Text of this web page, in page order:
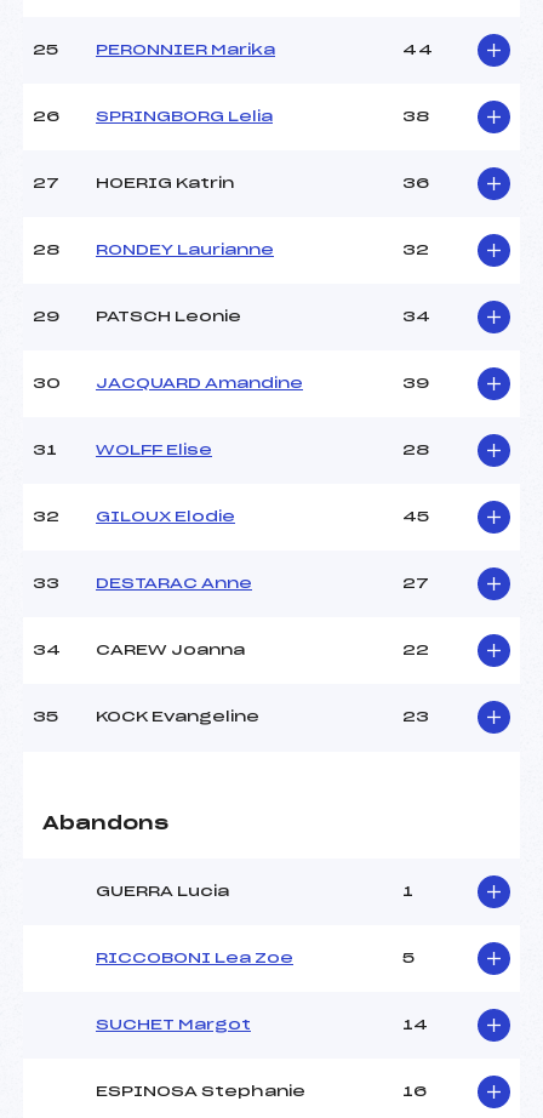
25 PERONNIER Marika 44
26 SPRINGBORG Lelia 38
27 HOERIG Katrin 36
28 RONDEY Laurianne 32
29 PATSCH Leonie 34
30 JACQUARD Amandine 39
31 WOLFF Elise 28
32 GILOUX Elodie 45
33 DESTARAC Anne 27
34 CAREW Joanna 22
35 KOCK Evangeline 23
Abandons
GUERRA Lucia 1
RICCOBONI Lea Zoe 5
SUCHET Margot 14
ESPINOSA Stephanie 16